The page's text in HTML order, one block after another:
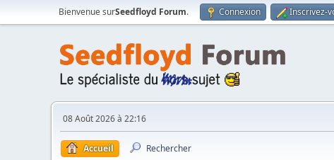
Bienvenue surSeedfloyd Forum. Connexion Inscrivez-
08 Août 2026 à 22:16
Accueil Rechercher